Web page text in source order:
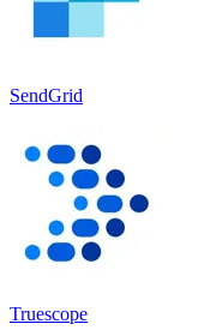
SendGrid
Truescope